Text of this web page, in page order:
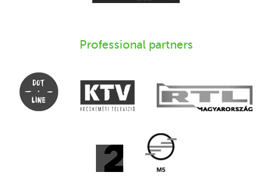
Professional partners